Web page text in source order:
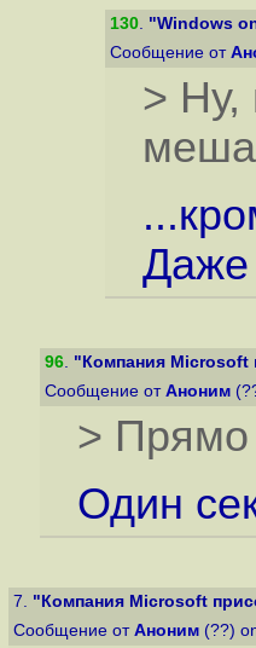
130. "Windows
Сообщение от
> Ну,
Даже
96. "Компания Microsoft
Сообщение от Аноним
> Прямо
Один
7. "Компания Microsoft
Сообщение от Аноним (??)